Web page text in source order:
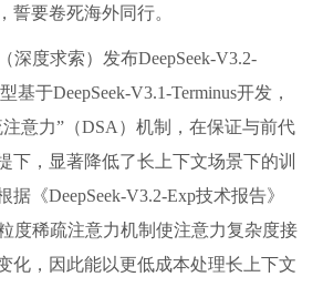
誓要卷死海外同行。
深度求索）发布DeepSeek-V3.2-
基于DeepSeek-V3.1-Terminus开发，
意力”（DSA）机制，在保证与前代
下，显著降低了长上下文场景下的训
《DeepSeek-V3.2-Exp技术报告》
度稀疏注意力机制使注意力复杂度接
化，因此能以更低成本处理长上下文